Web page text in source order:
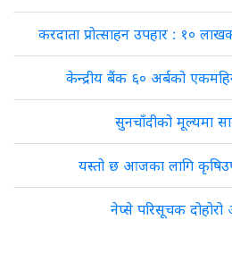
करदाता प्रोत्साहन उपहार : १०
केन्द्रीय बैंक ६० अर्बको
सुनचाँदीको मूल्यमा
यस्तो छ आजका लागि
नेप्से परिसूचक दोहोरो